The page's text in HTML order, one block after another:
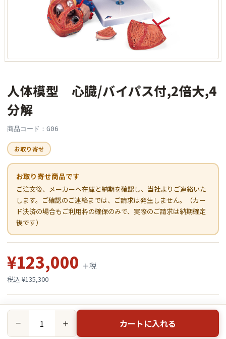
人体模型 心臓/バイパス付,2倍大,4
分解
商品コード：G06
お取り寄せ
お取り寄せ商品です
ご注文後、メーカーへ在庫と納期を確認し、当社よりご連絡いた
します。ご確認のご連絡までは、ご請求は発生しません。（カー
ド決済の場合もご利用枠の確保のみで、実際のご請求は納期確定
後です）
¥123,000 ＋税
税込 ¥135,300
− ＋ カートに入れる